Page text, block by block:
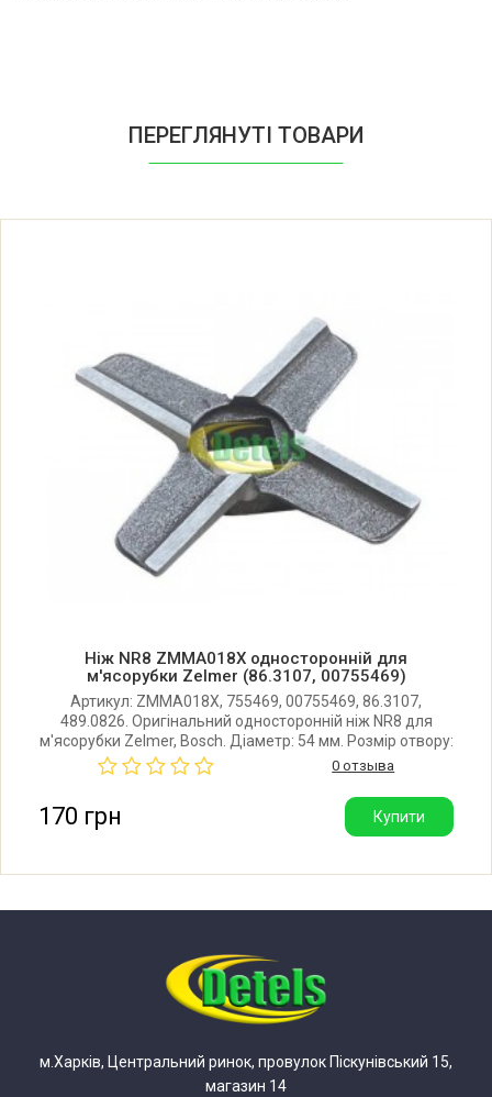
Zelmer ZMM0908XRU (886.8)
Zelmer ZMM1480GUA (986.80)
5900215514574
Zelmer ZMM1482SRU (986.82)
5900215019819
Zelmer ZMM1483BRU (986.83)
5900215514109
5900215514116
Zelmer ZMM1483SRU (986.83)
5900215011462
Zelmer ZMM1484SRU (986.84)
Zelmer ZMM1486GRU (986.86)
Zelmer ZMM1486SRU (986.86)
ПЕРЕГЛЯНУТІ ТОВАРИ
Ніж NR8 ZMMA018X односторонній для
м'ясорубки Zelmer (86.3107, 00755469)
Артикул: ZMMA018X, 755469, 00755469, 86.3107,
489.0826. Оригінальний односторонній ніж NR8 для
м'ясорубки Zelmer, Bosch. Діаметр: 54 мм. Розмір отвору:
10 х 10 мм. Товщина ножа: 9 мм. Під сітку 62 мм.
Виробник: Польща.
0 отзыва
170 грн Купити
м.Харків, Центральний ринок, провулок Піскунівський 15,
магазин 14